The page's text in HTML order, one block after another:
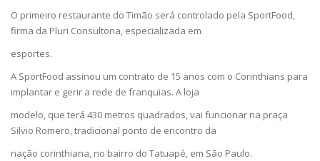
O primeiro restaurante do Timão será controlado pela SportFood,
firma da Pluri Consultoria, especializada em
esportes.
A SportFood assinou um contrato de 15 anos com o Corinthians para
implantar e gerir a rede de franquias. A loja
modelo, que terá 430 metros quadrados, vai funcionar na praça
Silvio Romero, tradicional ponto de encontro da
nação corinthiana, no bairro do Tatuapé, em São Paulo.